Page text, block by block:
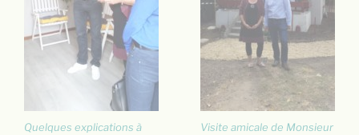
Quelques explications à
Visite amicale de Monsieur